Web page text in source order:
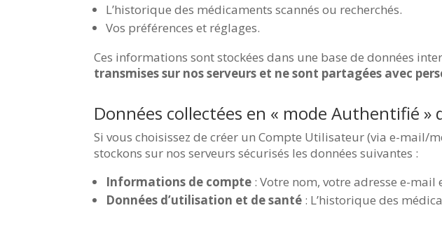
L’historique des médicaments scannés ou recherchés.
Vos préférences et réglages.
Ces informations sont stockées dans une base de données
transmises sur nos serveurs et ne sont partagées avec
Données collectées en « mode Authentifié »
Si vous choisissez de créer un Compte Utilisateur (via e-mail/
stockons sur nos serveurs sécurisés les données suivantes :
Informations de compte : Votre nom, votre adresse e-mail
Données d’utilisation et de santé : L’historique des